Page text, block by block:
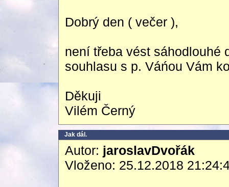
Dobrý den ( večer ),
není třeba vést sáhodlouhé
souhlasu s p. Váńou Vám
Děkuji
Vilém Černý
Jak dál.
Autor: jaroslavDvořák
Vloženo: 25.12.2018